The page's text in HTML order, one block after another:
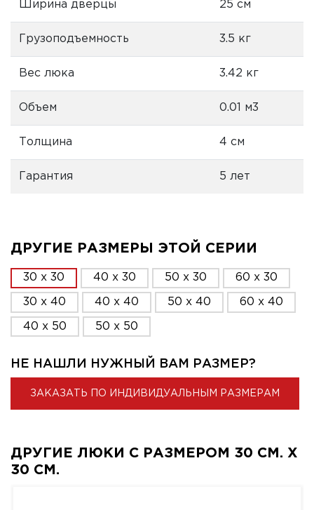
Ширина дверцы 25 см
Грузоподъемность 3.5 кг
Вес люка 3.42 кг
Объем 0.01 м3
Толщина 4 см
Гарантия 5 лет
ДРУГИЕ РАЗМЕРЫ ЭТОЙ СЕРИИ
30 x 30 40 x 30 50 x 30 60 x 30
30 x 40 40 x 40 50 x 40 60 x 40
40 x 50 50 x 50
НЕ НАШЛИ НУЖНЫЙ ВАМ РАЗМЕР?
ЗАКАЗАТЬ ПО ИНДИВИДУАЛЬНЫМ РАЗМЕРАМ
ДРУГИЕ ЛЮКИ С РАЗМЕРОМ 30 СМ. X
30 СМ.